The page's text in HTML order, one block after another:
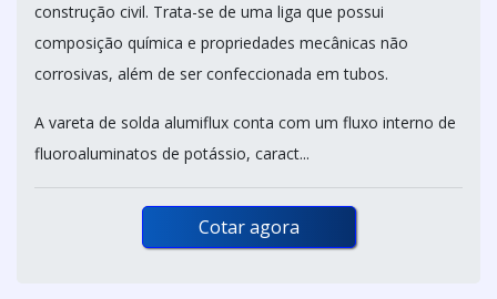
construção civil. Trata-se de uma liga que possui
composição química e propriedades mecânicas não
corrosivas, além de ser confeccionada em tubos.
A vareta de solda alumiflux conta com um fluxo interno de
fluoroaluminatos de potássio, caract...
Cotar agora